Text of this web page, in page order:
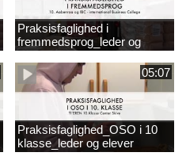
Praksisfaglighed i
fremmedsprog_leder og
elever
05:07
Praksisfaglighed_OSO i 10
klasse_leder og elever